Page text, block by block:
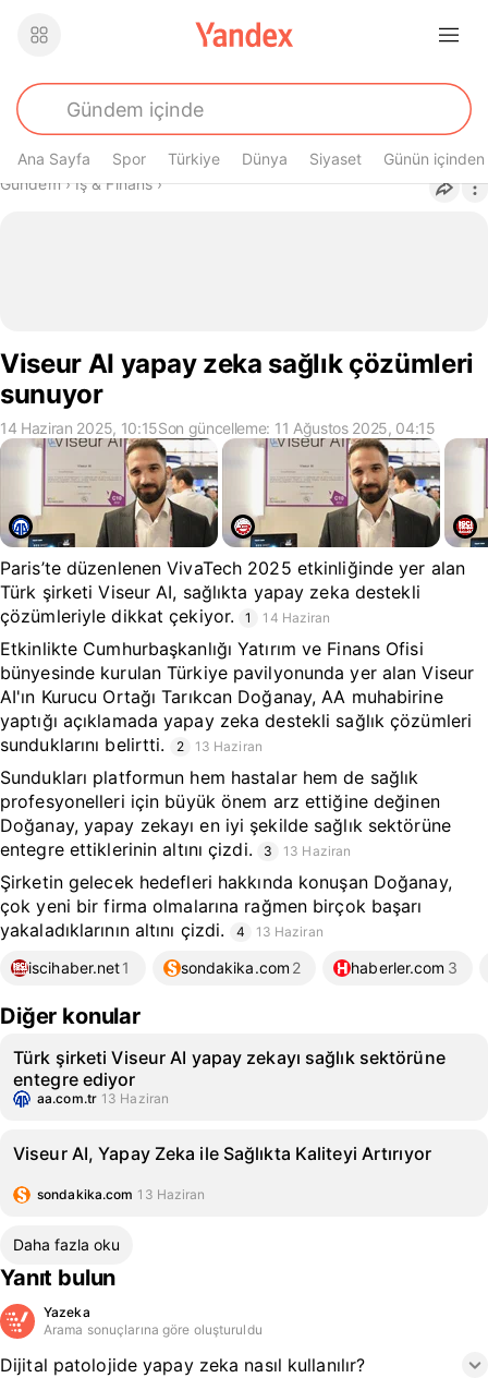
Ana Sayfa Spor Türkiye Dünya Siyaset Günün içinden
Buradasın
Gündem› İş & Finans›
Viseur AI yapay zeka sağlık çözümleri
sunuyor
14 Haziran 2025, 10:15Son güncelleme: 11 Ağustos 2025, 04:15
Paris’te düzenlenen VivaTech 2025 etkinliğinde yer alan
Türk şirketi Viseur AI, sağlıkta yapay zeka destekli
çözümleriyle dikkat çekiyor.
1 14 Haziran
Etkinlikte Cumhurbaşkanlığı Yatırım ve Finans Ofisi
bünyesinde kurulan Türkiye pavilyonunda yer alan Viseur
AI'ın Kurucu Ortağı Tarıkcan Doğanay, AA muhabirine
yaptığı açıklamada yapay zeka destekli sağlık çözümleri
sunduklarını belirtti.
2 13 Haziran
Sundukları platformun hem hastalar hem de sağlık
profesyonelleri için büyük önem arz ettiğine değinen
Doğanay, yapay zekayı en iyi şekilde sağlık sektörüne
entegre ettiklerinin altını çizdi.
3 13 Haziran
Şirketin gelecek hedefleri hakkında konuşan Doğanay,
çok yeni bir firma olmalarına rağmen birçok başarı
yakaladıklarının altını çizdi.
4 13 Haziran
iscihaber.net1 sondakika.com 2 haberler.com 3
Diğer konular
Türk şirketi Viseur AI yapay zekayı sağlık sektörüne
entegre ediyor
aa.com.tr 13 Haziran
Viseur AI, Yapay Zeka ile Sağlıkta Kaliteyi Artırıyor
sondakika.com 13 Haziran
Daha fazla oku
Yanıt bulun
Yazeka
Arama sonuçlarına göre oluşturuldu
Dijital patolojide yapay zeka nasıl kullanılır?